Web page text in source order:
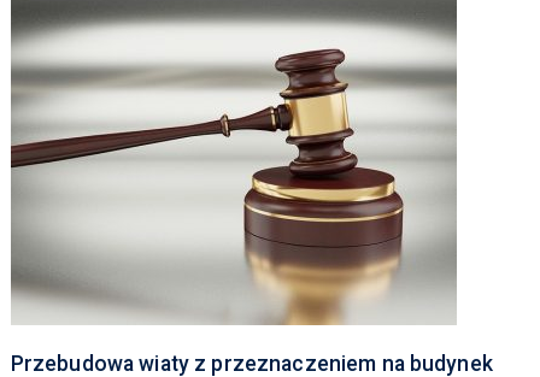
Przebudowa wiaty z przeznaczeniem na budynek